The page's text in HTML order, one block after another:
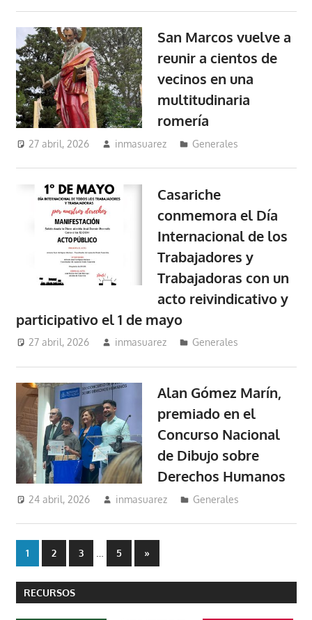
San Marcos vuelve a
reunir a cientos de
vecinos en una
multitudinaria
romería
27 abril, 2026 inmasuarez Generales
Casariche
conmemora el Día
Internacional de los
Trabajadores y
Trabajadoras con un
acto reivindicativo y
participativo el 1 de mayo
27 abril, 2026 inmasuarez Generales
Alan Gómez Marín,
premiado en el
Concurso Nacional
de Dibujo sobre
Derechos Humanos
24 abril, 2026 inmasuarez Generales
Paginación
de
entradas
1 2 3 … 5
Entradas
siguientes
»
RECURSOS